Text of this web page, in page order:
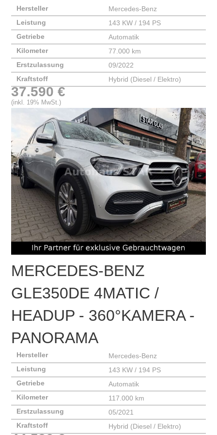
Hersteller
Mercedes-Benz
Leistung
143 KW / 194 PS
Getriebe
Automatik
Kilometer
77.000 km
Erstzulassung
09/2022
Kraftstoff
Hybrid (Diesel / Elektro)
37.590 €
(inkl. 19% MwSt.)
MERCEDES-BENZ
GLE350DE 4MATIC /
HEADUP - 360°KAMERA -
PANORAMA
Hersteller
Mercedes-Benz
Leistung
143 KW / 194 PS
Getriebe
Automatik
Kilometer
117.000 km
Erstzulassung
05/2021
Kraftstoff
Hybrid (Diesel / Elektro)